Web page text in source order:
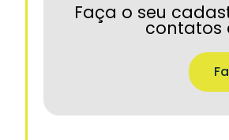
Faça o seu
contatos